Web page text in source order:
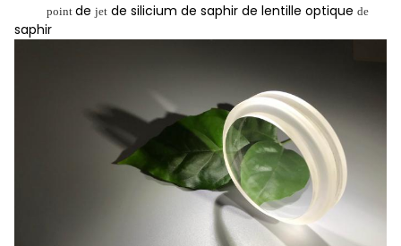
point de jet de silicium de saphir de lentille optique de
saphir